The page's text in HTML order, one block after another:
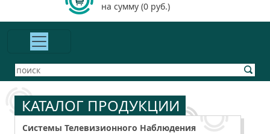
на сумму (0 руб.)
КАТАЛОГ ПРОДУКЦИИ
Системы Телевизионного Наблюдения